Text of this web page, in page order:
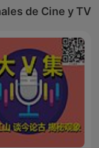
de Cine y TV